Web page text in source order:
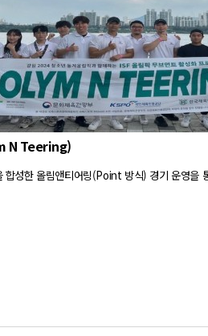
N Teering)
합성한 올림앤티어링(Point 방식) 경기 운영을